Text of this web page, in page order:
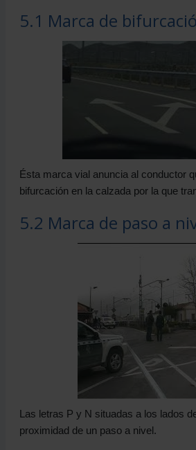
5.1 Marca de
Ésta marca vial anuncia al conductor
bifurcación en la calzada por la que
5.2 Marca de paso a
Las letras P y N situadas a los lados
proximidad de un paso a nivel.